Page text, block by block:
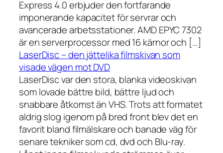
Express 4.0 erbjuder den fortfarande
imponerande kapacitet för servrar och
avancerade arbetsstationer. AMD EPYC 7302
är en serverprocessor med 16 kärnor och […]
LaserDisc – den jättelika filmskivan som
visade vägen mot DVD
LaserDisc var den stora, blanka videoskivan
som lovade bättre bild, bättre ljud och
snabbare åtkomst än VHS. Trots att formatet
aldrig slog igenom på bred front blev det en
favorit bland filmälskare och banade väg för
senare tekniker som cd, dvd och Blu-ray.